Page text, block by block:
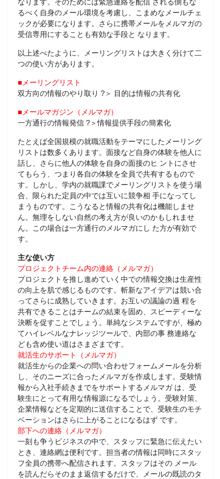
なります。そのためには緊急連絡を配信 される側もな
るべく自身のメール環境を考慮し、こまめなメールチェ
ックが必要になります。さらに携帯メールをメルマガの
受信専用にすることも有効な手段と なります。
以上述べたように、メーリングリストは大きく分けて二
つの使い方があります。
■メーリングリスト
双方向の情報のやり取り ?＞ 目的は情報の共有化
■メールマガジン（メルマガ）
一方通行の情報発信 ?＞情報提供手段の簡素化
たとえば全国規模の就職活動をテーマにしたメーリング
リストは数多くあります。面接など自身の体験を他人に
話し、さらに他人の体験を自身の面接のヒ ントにさせ
てもらう、つまり各自の体験を全員で共有するもので
す。しかし、学内の就職課でメーリングリストを使う場
合、限られた定員の中では互いに競争相 手になってし
まうものです。こうなると情報の共有化は機能しませ
ん。無理をしない自然の考え方が良いのかもしれませ
ん。この場合は一方通行のメルマガにし た方が有効で
す。
主な使い方
プロジェクトチーム内の連絡（メルマガ）
プロジェクトを推し進めていく中での情報交換は生産性
の向上を肌で感じるものです。斬新なアイデアは競い合
ってさらに成熟していきます。お互いの議論の過 程を
共有できることはチームの結束を固め、スピーディーな
決断を促すことでしょう。単純なシステムですが、極め
てハイレベルなナレッジツールで、内部の事 務連絡な
ども含め使い道はさまざまです。
就活生のサポート（メルマガ）
就活生からの企業への問い合わせフォームメールを分析
し、そのニーズに合ったメルマガを作成します。受験情
報から入社手続きまでをサポートするメルマガ は、受
験生にとって有用な情報源になるでしょう。受験対策、
企業情報などを定期的に送信することで、受験生のモチ
ベーションはさらに上がることになるはず です。
部下への連絡（メルマガ）
一刻も争うビジネスの中で、スタッフに緊急に伝えたい
とき、連絡網は便利です。担当者の情報は同時にスタッ
フ全員の携帯へ配信されます。スタッフはその メール
を読んだらそのまま返信するだけで、メールの既読のタ